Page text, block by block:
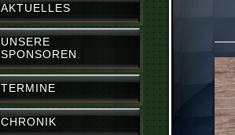
AKTUELLES
UNSERE
SPONSOREN
TERMINE
CHRONIK